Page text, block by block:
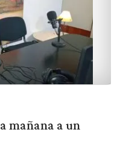
mañana a un